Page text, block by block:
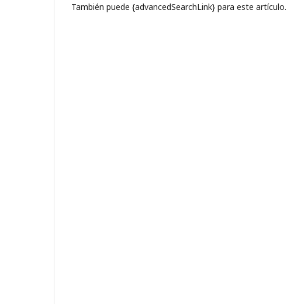
También puede {advancedSearchLink} para este artículo.